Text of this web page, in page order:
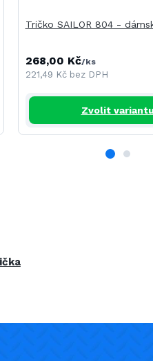
Tričko SAILOR 804 -
268,00 Kč/ks
221,49 Kč bez DPH
Zvolit variantu